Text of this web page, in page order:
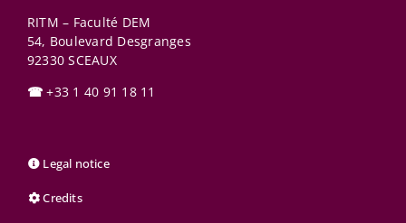
RITM – Faculté DEM
54, Boulevard Desgranges
92330 SCEAUX
☎ +33 1 40 91 18 11
Legal notice
Credits